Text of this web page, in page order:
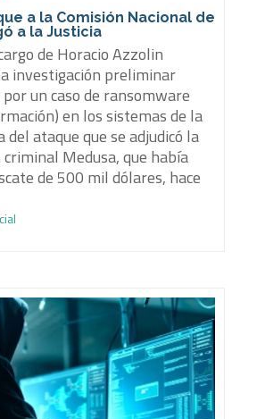
a la Comisión Nacional de
a la Justicia
de Horacio Azzolin
investigación preliminar
un caso de ransomware
en los sistemas de la
del ataque que se adjudicó la
Medusa, que había
de 500 mil dólares, hace